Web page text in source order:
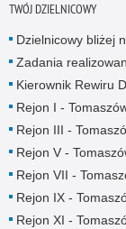
TWÓJ DZIELNICOWY
Dzielnicowy bliżej
Zadania
Kierownik Rewiru
Rejon I -
Rejon III -
Rejon V -
Rejon VII -
Rejon IX -
Rejon XI -